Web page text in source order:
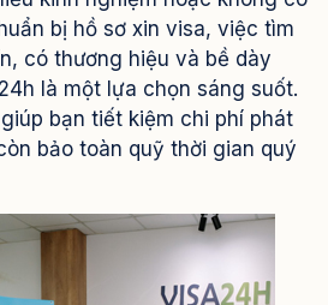
bị hồ sơ xin visa, việc tìm
có thương hiệu và bề dày
là một lựa chọn sáng suốt.
bạn tiết kiệm chi phí phát
bảo toàn quỹ thời gian quý